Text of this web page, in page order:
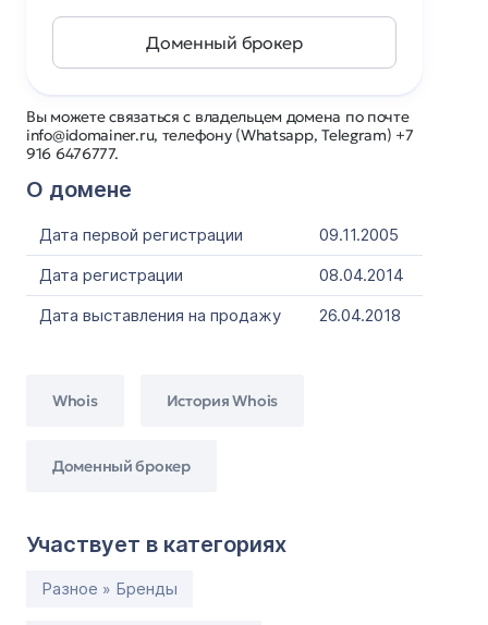
Вы можете связаться с владельцем домена по почте
info@idomainer.ru, телефону (Whatsapp, Telegram) +7
916 6476777.
О домене
Дата первой регистрации
09.11.2005
Дата регистрации
08.04.2014
Дата выставления на продажу
26.04.2018
Whois История Whois
Доменный брокер
Участвует в категориях
Разное » Бренды
Доменный брокер